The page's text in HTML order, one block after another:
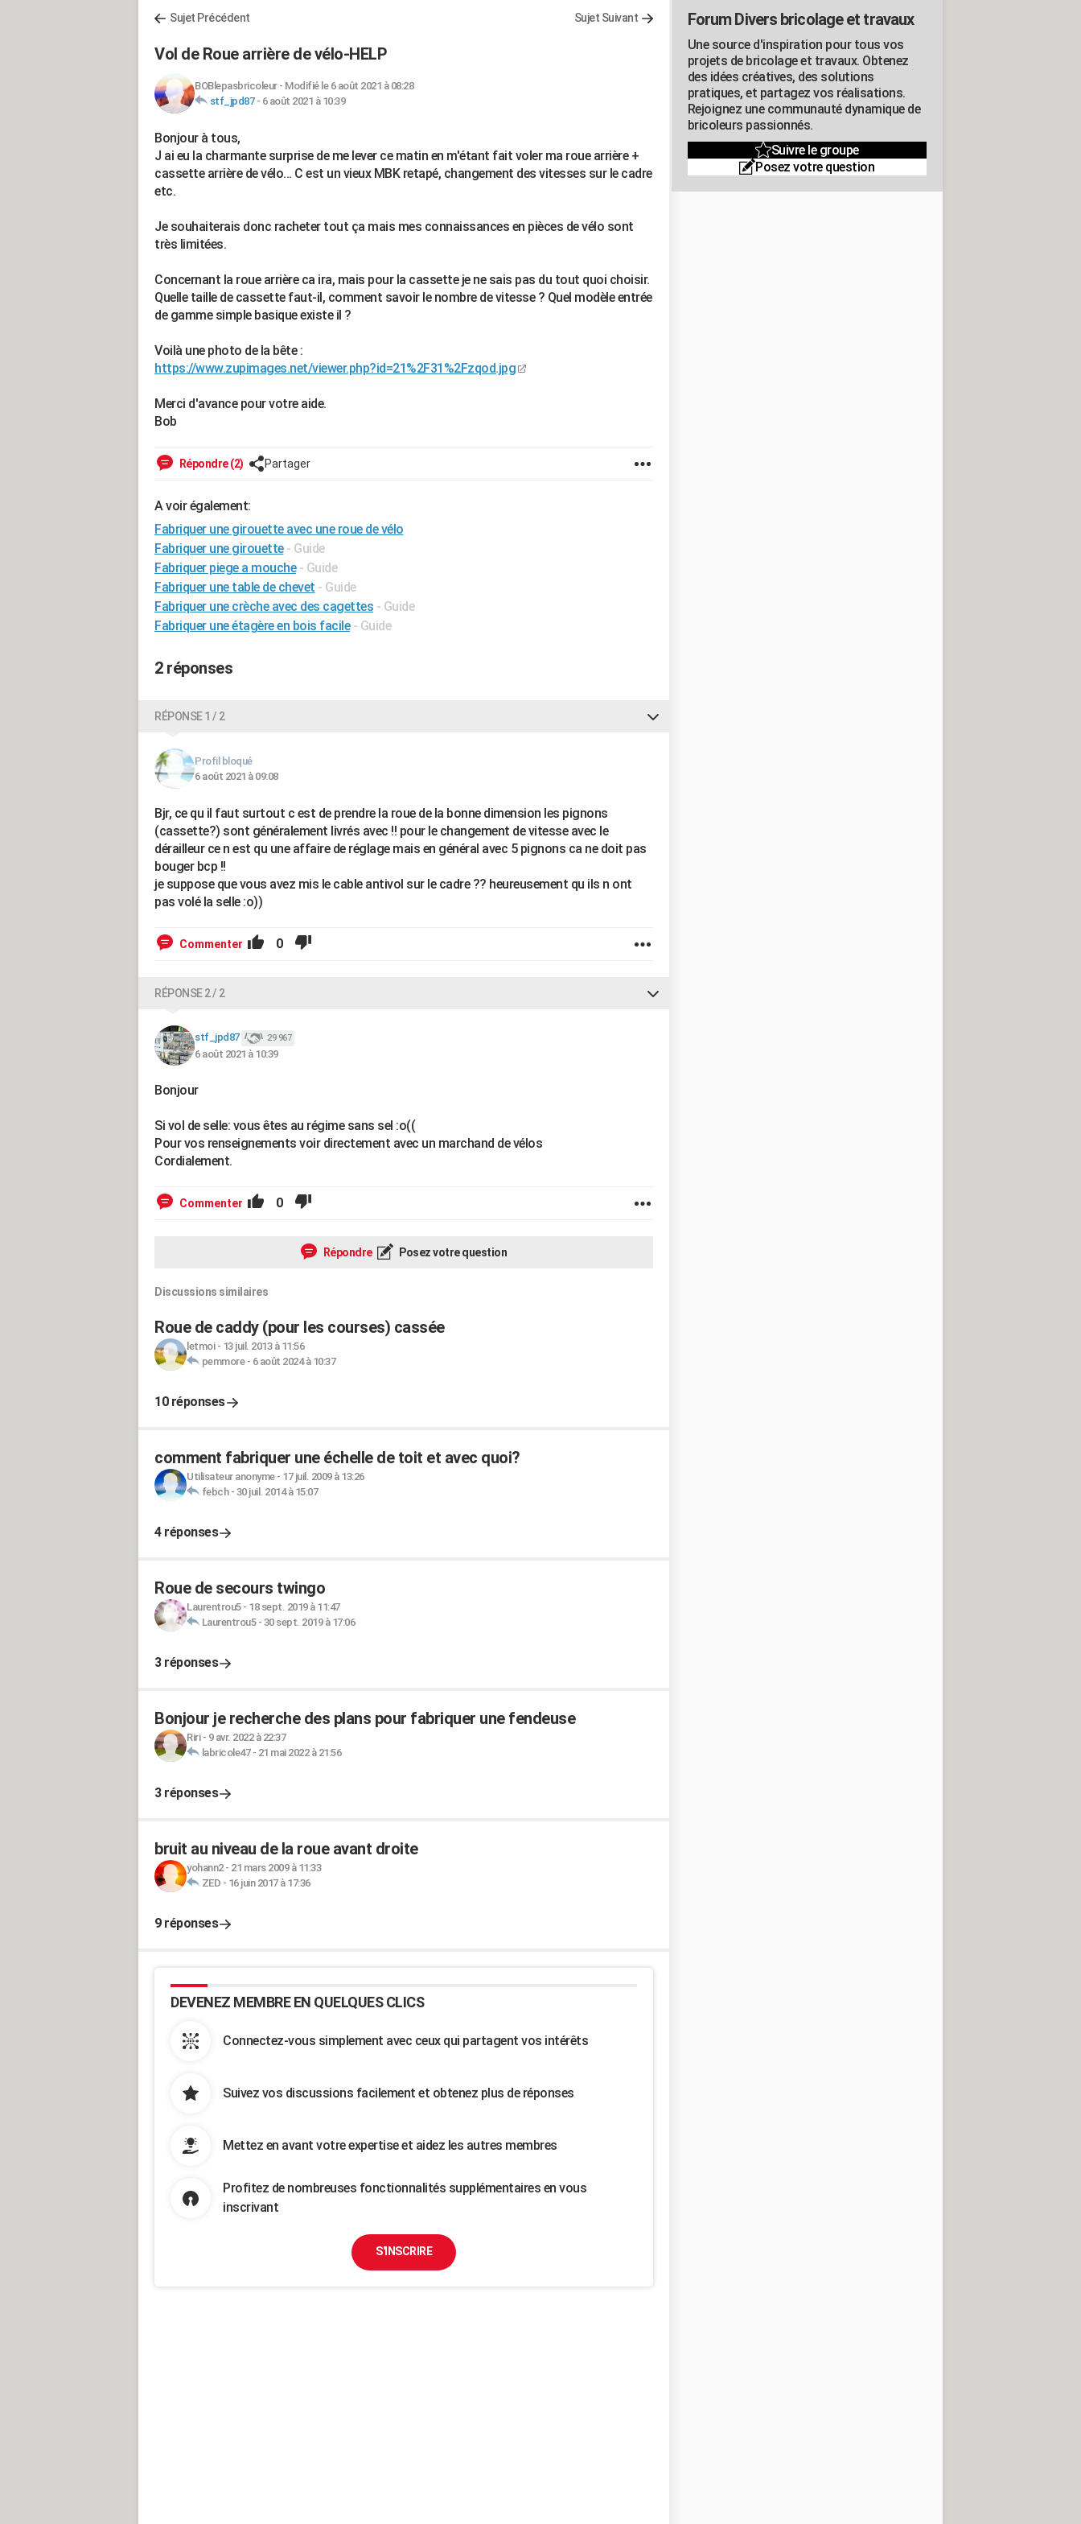
Sujet Précédent Sujet Suivant
Vol de Roue arrière de vélo-HELP
BOBlepasbricoleur- Modifié le 6 août 2021 à 08:28
stf_jpd87- 6 août 2021 à 10:39
Bonjour à tous,
J ai eu la charmante surprise de me lever ce matin en m'étant fait voler ma roue arrière +
cassette arrière de vélo... C est un vieux MBK retapé, changement des vitesses sur le cadre
etc.
Je souhaiterais donc racheter tout ça mais mes connaissances en pièces de vélo sont
très limitées.
Concernant la roue arrière ca ira, mais pour la cassette je ne sais pas du tout quoi choisir.
Quelle taille de cassette faut-il, comment savoir le nombre de vitesse ? Quel modèle entrée
de gamme simple basique existe il ?
Voilà une photo de la bête :
https://www.zupimages.net/viewer.php?id=21%2F31%2Fzqod.jpg
Merci d'avance pour votre aide.
Bob
Répondre (2) Partager
A voir également:
Fabriquer une girouette avec une roue de vélo
Fabriquer une girouette - Guide
Fabriquer piege a mouche - Guide
Fabriquer une table de chevet - Guide
Fabriquer une crèche avec des cagettes - Guide
Fabriquer une étagère en bois facile - Guide
2 réponses
RÉPONSE 1 / 2
Profil bloqué
6 août 2021 à 09:08
Bjr, ce qu il faut surtout c est de prendre la roue de la bonne dimension les pignons
(cassette?) sont généralement livrés avec !! pour le changement de vitesse avec le
dérailleur ce n est qu une affaire de réglage mais en général avec 5 pignons ca ne doit pas
bouger bcp !!
je suppose que vous avez mis le cable antivol sur le cadre ?? heureusement qu ils n ont
pas volé la selle :o))
Commenter 0
RÉPONSE 2 / 2
stf_jpd87 29 967
6 août 2021 à 10:39
Bonjour
Si vol de selle: vous êtes au régime sans sel :o((
Pour vos renseignements voir directement avec un marchand de vélos
Cordialement.
Commenter 0
Répondre Posez votre question
Discussions similaires
Roue de caddy (pour les courses) cassée
letmoi- 13 juil. 2013 à 11:56
pemmore- 6 août 2024 à 10:37
10 réponses
comment fabriquer une échelle de toit et avec quoi?
Utilisateur anonyme- 17 juil. 2009 à 13:26
febch- 30 juil. 2014 à 15:07
4 réponses
Roue de secours twingo
Laurentrou5- 18 sept. 2019 à 11:47
Laurentrou5- 30 sept. 2019 à 17:06
3 réponses
Bonjour je recherche des plans pour fabriquer une fendeuse
Riri- 9 avr. 2022 à 22:37
labricole47- 21 mai 2022 à 21:56
3 réponses
bruit au niveau de la roue avant droite
yohann2- 21 mars 2009 à 11:33
ZED - 16 juin 2017 à 17:36
9 réponses
DEVENEZ MEMBRE EN QUELQUES CLICS
Connectez-vous simplement avec ceux qui partagent vos intérêts
Suivez vos discussions facilement et obtenez plus de réponses
Mettez en avant votre expertise et aidez les autres membres
Profitez de nombreuses fonctionnalités supplémentaires en vous
inscrivant
S'INSCRIRE
Forum Divers bricolage et travaux
Une source d'inspiration pour tous vos
projets de bricolage et travaux. Obtenez
des idées créatives, des solutions
pratiques, et partagez vos réalisations.
Rejoignez une communauté dynamique de
bricoleurs passionnés.
Suivre le groupe
Posez votre question